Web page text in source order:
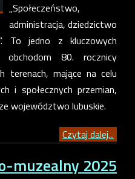
„Społeczeństwo,
administracja, dziedzictwo
To jedno z kluczowych
obchodom 80. rocznicy
terenach, mające na celu
i społecznych przemian,
województwo lubuskie.
Czytaj dalej...
muzealny 2025